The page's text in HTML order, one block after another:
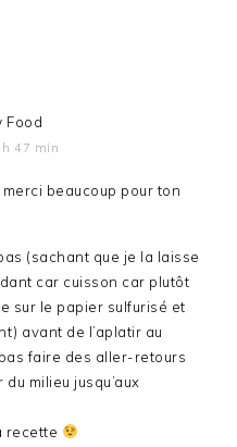
Food
h 47 min
beaucoup pour ton
(sachant que je la laisse
car cuisson car plutôt
sur le papier sulfurisé et
avant de l’aplatir au
faire des aller-retours
milieu jusqu’aux
recette